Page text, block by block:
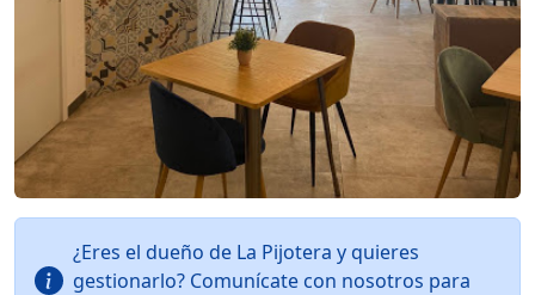
¿Eres el dueño de La Pijotera y quieres
gestionarlo? Comunícate con nosotros para